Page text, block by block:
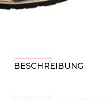
BESCHREIBUNG